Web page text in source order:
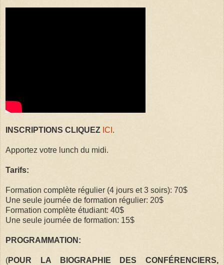
INSCRIPTIONS CLIQUEZ ICI .
Apportez votre lunch du midi.
Tarifs:
Formation complète régulier (4 jours et 3 soirs): 70$
Une seule journée de formation régulier: 20$
Formation complète étudiant: 40$
Une seule journée de formation: 15$
PROGRAMMATION:
(POUR LA BIOGRAPHIE DES CONFÉRENCIERS,